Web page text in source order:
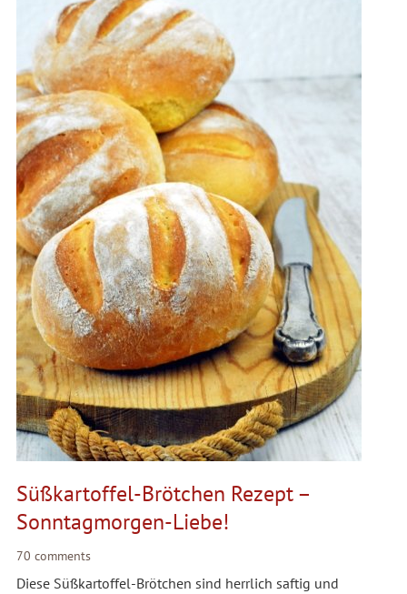
Süßkartoffel-Brötchen Rezept –
Sonntagmorgen-Liebe!
70 comments
Diese Süßkartoffel-Brötchen sind herrlich saftig und